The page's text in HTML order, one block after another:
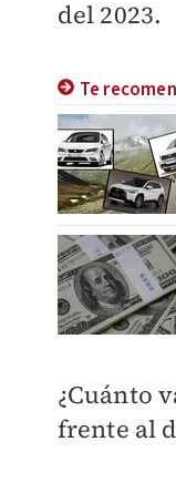
del 2023.
Te
¿Cuánto
frente al